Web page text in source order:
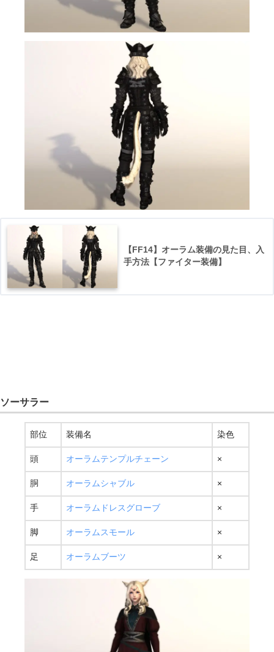
【FF14】オーラム装備の見た目、入
手方法【ファイター装備】
ソーサラー
部位 装備名 染色
頭 オーラムテンプルチェーン ×
胴 オーラムシャブル ×
手 オーラムドレスグローブ ×
脚 オーラムスモール ×
足 オーラムブーツ ×